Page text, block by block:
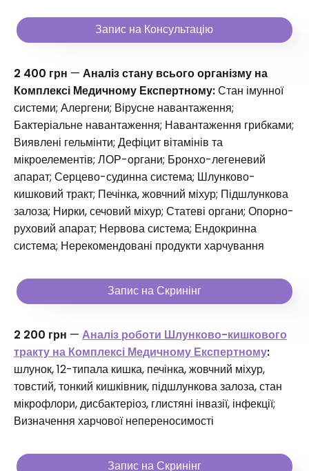
Запис на Консультацію
2 400 грн — Аналіз стану всього організму на
Комплексі Медичному Експертному:Стан імунної
системи; Алергени; Вірусне навантаження;
Бактеріальне навантаження; Навантаження грибками;
Виявлені гельмінти; Дефіцит вітамінів та
мікроелементів; ЛОР-органи; Бронхо-легеневий
апарат; Серцево-судинна система; Шлунково-
кишковий тракт; Печінка, жовчний міхур; Підшлункова
залоза; Нирки, сечовий міхур; Статеві органи; Опорно-
руховий апарат; Нервова система; Ендокринна
система; Нерекомендовані продукти харчування
Запис на Скринінг
2 200 грн — Аналіз роботи Шлунково-кишкового
тракту на Комплексі Медичному Експертному:
шлунок, 12-типала кишка, печінка, жовчний міхур,
товстий, тонкий кишківник, підшлункова залоза, стан
мікрофлори, дисбактеріоз, глистяні інвазії, інфекції;
Визначення харчової непереносимості
Запис на Скринінг